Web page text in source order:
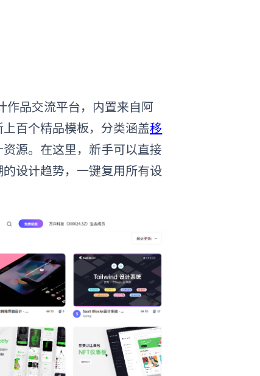
作品交流平台，内置来自阿
百个精品模板，分类涵盖移
源。在这里，新手可以直接
设计趋势，一键复用所有设